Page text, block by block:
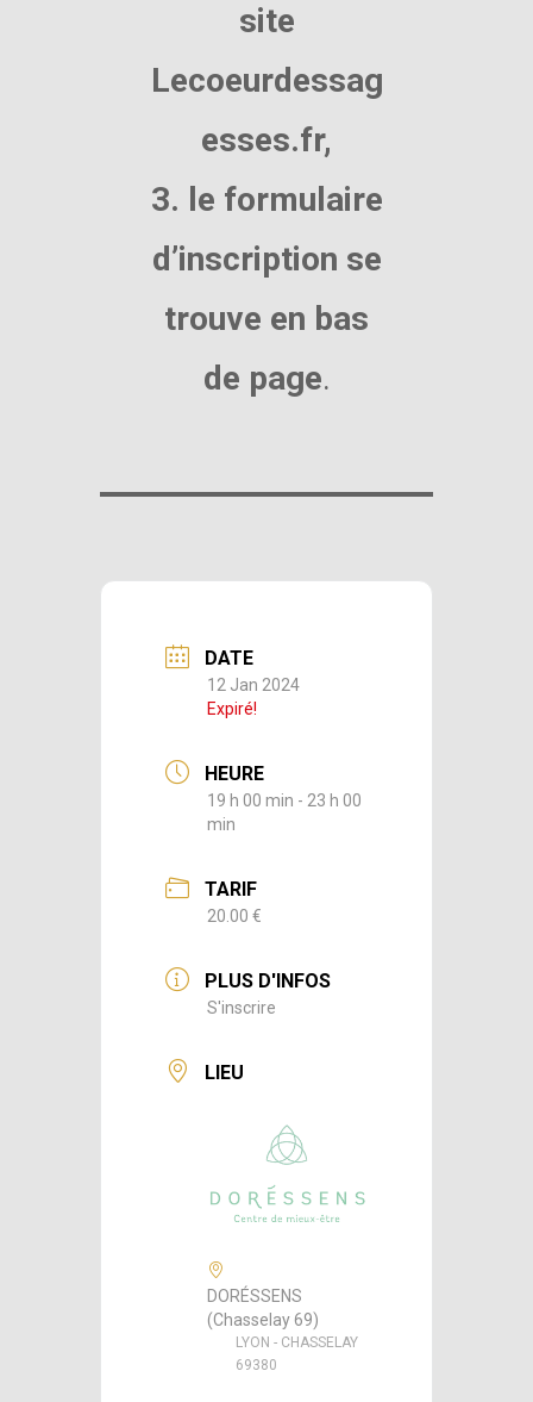
site
Lecoeurdessag
esses.fr,
3. le formulaire
d’inscription se
trouve en bas
de page.
DATE
12 Jan 2024
Expiré!
HEURE
19 h 00 min - 23 h 00
min
TARIF
20.00 €
PLUS D'INFOS
S'inscrire
LIEU
DORÉSSENS
(Chasselay 69)
LYON - CHASSELAY
69380